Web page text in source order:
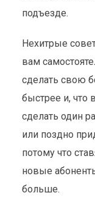
подъезде.
Нехитрые
вам
сделать свою
быстрее и, что
сделать один
или поздно
потому что
новые
больше.